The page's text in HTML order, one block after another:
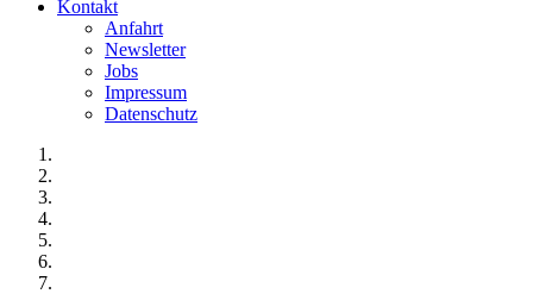
Kontakt
Anfahrt
Newsletter
Jobs
Impressum
Datenschutz